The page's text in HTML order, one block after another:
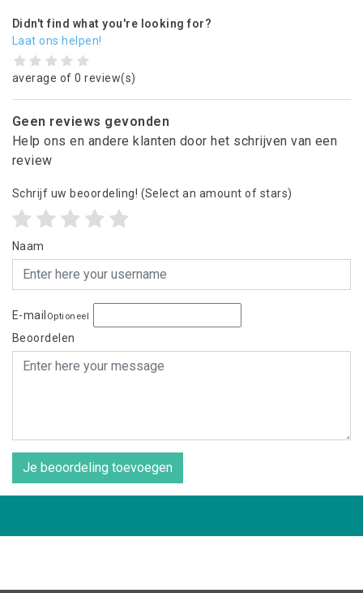
Didn't find what you're looking for?
Laat ons helpen!
average of 0 review(s)
Geen reviews gevonden
Help ons en andere klanten door het schrijven van een
review
Schrijf uw beoordeling! (Select an amount of stars)
Naam
E-mail Optioneel
Beoordelen
Je beoordeling toevoegen